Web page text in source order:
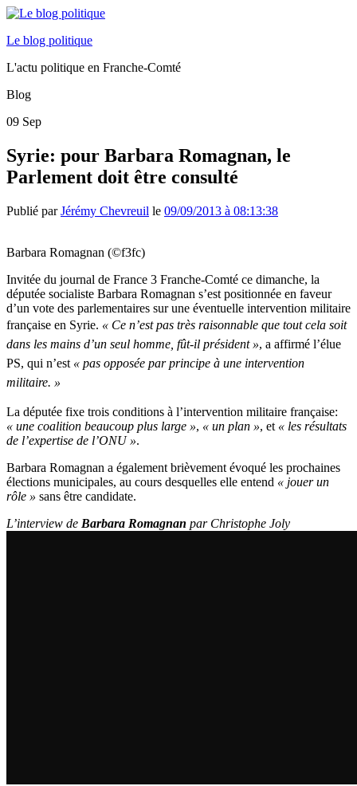
Le blog politique
L'actu politique en Franche-Comté
Blog
09 Sep
Syrie: pour Barbara Romagnan, le
Parlement doit être consulté
Publié parJérémy Chevreuil le 09/09/2013 à 08:13:38
Barbara Romagnan (©f3fc)
Invitée du journal de France 3 Franche-Comté ce dimanche, la
députée socialiste Barbara Romagnan s’est positionnée en faveur
d’un vote des parlementaires sur une éventuelle intervention militaire
française en Syrie. « Ce n’est pas très raisonnable que tout cela soit
dans les mains d’un seul homme, fût-il président », a affirmé l’élue
PS, qui n’est « pas opposée par principe à une intervention
militaire. »
La députée fixe trois conditions à l’intervention militaire française:
« une coalition beaucoup plus large », « un plan », et « les résultats
de l’expertise de l’ONU ».
Barbara Romagnan a également brièvement évoqué les prochaines
élections municipales, au cours desquelles elle entend « jouer un
rôle » sans être candidate.
L’interview de Barbara Romagnan par Christophe Joly